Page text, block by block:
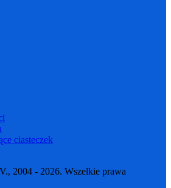
ciasteczek
2004 - 2026. Wszelkie prawa